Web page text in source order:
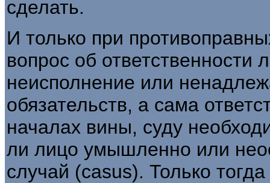
сделать.
И только при
вопрос об ответственности
неисполнение или
обязательств, а сама
началах вины, суду
ли лицо умышленно или
случай (casus). Только